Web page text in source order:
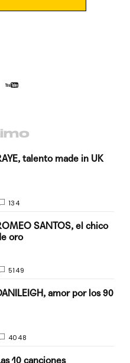
talento made in UK
134
SANTOS, el chico
oro
5149
amor por los 90
4048
10 canciones